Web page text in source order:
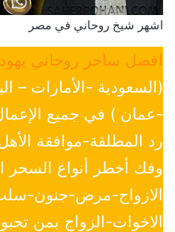
اشهر شيخ روحاني في مصر
افضل ساحر روحاني
(السعودية -الأمارات –
-عمان ) في جميع
رد المطلقة-موافقة
وفك أخطر أنواع السحر
الازواج-مرض-جنون-
الاخوات-الزواج بمن